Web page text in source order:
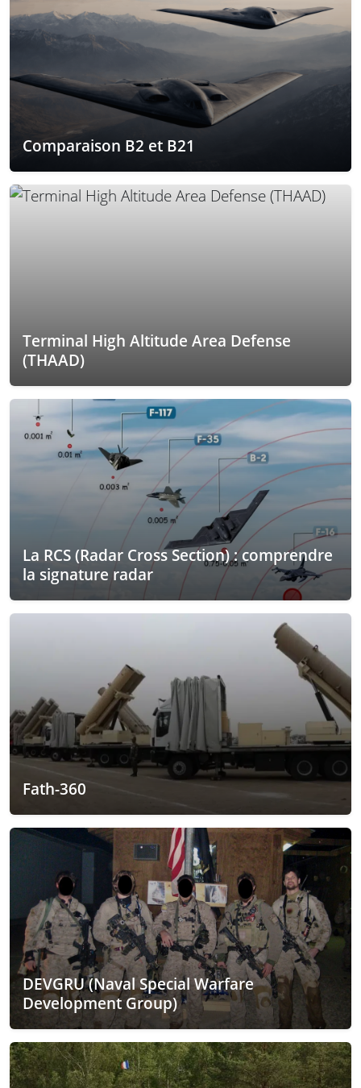
Comparaison B2 et B21
Terminal High Altitude Area Defense
(THAAD)
La RCS (Radar Cross Section) : comprendre
la signature radar
Fath-360
DEVGRU (Naval Special Warfare
Development Group)